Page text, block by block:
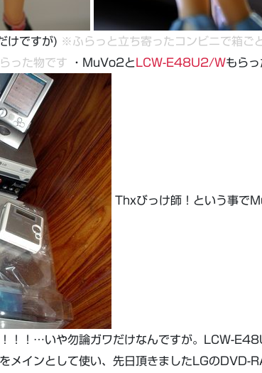
けですが) ※ふらっと立ち寄ったコンビニで箱ご
った物です ・MuVo2と LCW-E48U2/Wもらっ
Thxびっけ師！という事で
！！…いや勿論ガワだけなんですが。LCW-
メインとして使い、先日頂きましたLGのDVD-